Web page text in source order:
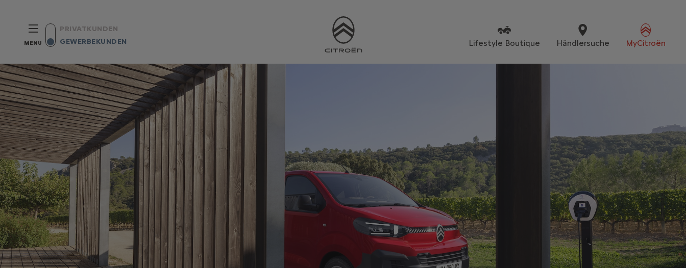
MENU
PRIVATKUNDEN
GEWERBEKUNDEN
Lifestyle Boutique Händlersuche MyCitroën